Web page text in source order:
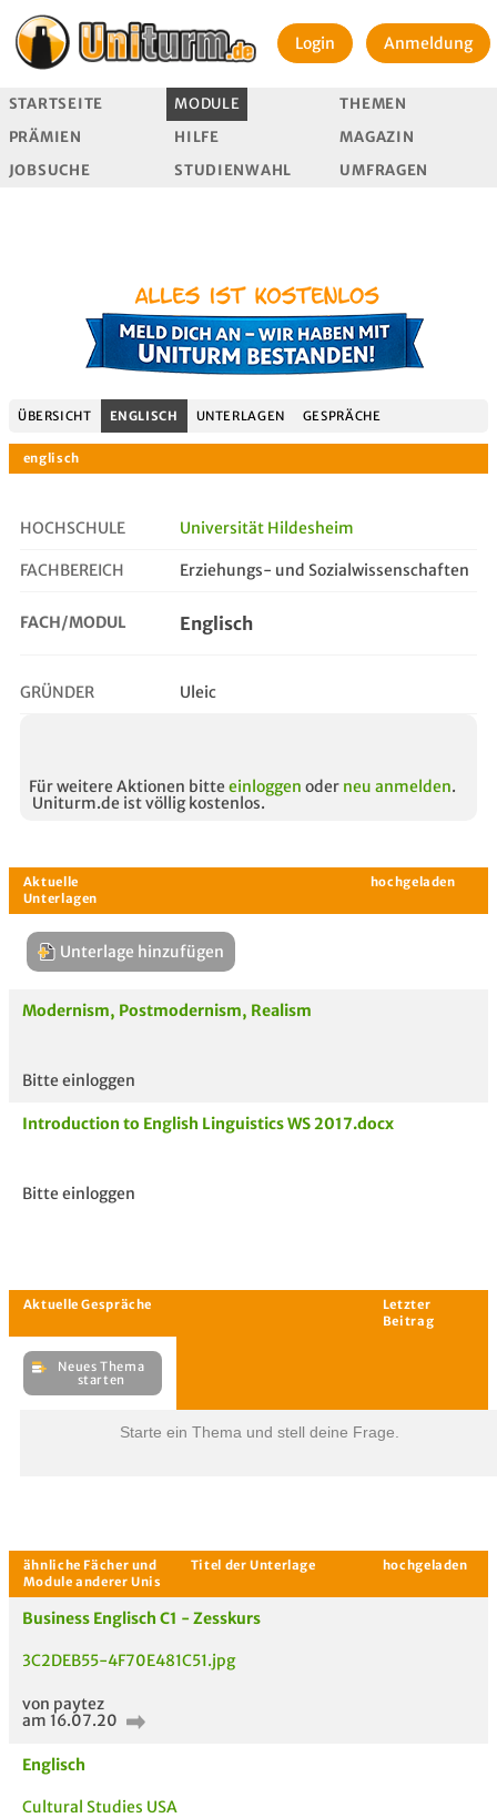
Login Anmeldung
STARTSEITE MODULE
THEMEN
PRÄMIEN
HILFE
MAGAZIN
JOBSUCHE
STUDIENWAHL UMFRAGEN
ÜBERSICHT ENGLISCH UNTERLAGEN GESPRÄCHE
englisch
HOCHSCHULE Universität Hildesheim
FACHBEREICH Erziehungs- und Sozialwissenschaften
FACH/MODUL Englisch
GRÜNDER Uleic
Für weitere Aktionen bitte einloggen oder neu anmelden.
Uniturm.de ist völlig kostenlos.
Unterlagen
Unterlage hinzufügen
Modernism, Postmodernism, Realism
Bitte einloggen
Introduction to English Linguistics WS 2017.docx
Bitte einloggen
Aktuelle Gespräche
Neues Thema
starten
Starte ein Thema und stell deine Frage.
Business Englisch C1 - Zesskurs
3C2DEB55-4F70E481C51.jpg
von paytez
am 16.07.20
Englisch
Cultural Studies USA